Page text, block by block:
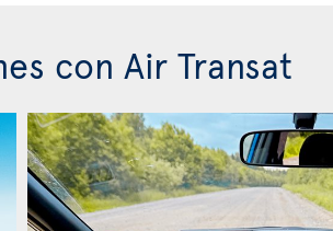
con Air Transat